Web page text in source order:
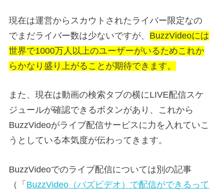
現在は運営からスカウトされたライバー限定なの
でまだライバー数は少ないですが、 BuzzVideoには
世界で1000万人以上のユーザーがいるためこれか
らかなり盛り上がることが期待できます。
また、現在は動画の検索タブの横にLIVE配信スケ
ジュールが確認できるボタンがあり、これから
BuzzVideoがライブ配信サービスに力を入れていこ
うとしている本気度が伝わってきます。
BuzzVideoでのライブ配信については別の記事
（「 BuzzVideo（バズビデオ）で配信ができるって